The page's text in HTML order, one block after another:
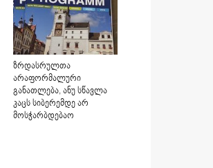
ზრდასრულთა
არაფორმალური
განათლება, ანუ სწავლა
კაცს სიბერემდე არ
მოსჭარბდებაო